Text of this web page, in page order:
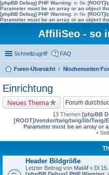
[phpBB Debug] PHP Warning: in file
Parameter must be an array or an object
[phpBB Debug] PHP Warning: in file
Parameter must be an array or an object
AffiliSeo - so
Schnellzugriff FAQ
Foren-Übersicht
Einrichtung
Neues Thema
13 Themen [phpBB
[ROOT]/vendor/twig/twig/lib/Twig/
Parameter must be an array or
•
Header Bildgröße
Letzter Beitrag von MatAf « Di